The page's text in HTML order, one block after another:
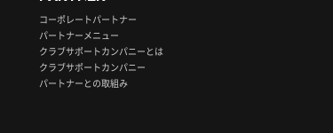
コーポレートパートナー
パートナーメニュー
クラブサポートカンパニーとは
クラブサポートカンパニー
パートナーとの取組み